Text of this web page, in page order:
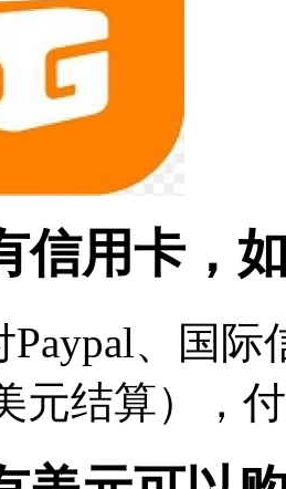
信用卡，
Paypal、国
元结算），